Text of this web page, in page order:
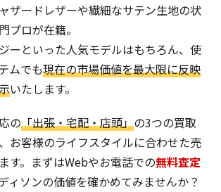
ザードレザーや繊細なサテン生地の状
プロが在籍。
ーといった人気モデルはもちろん、使
ムでも現在の市場価値を最大限に反映
いたします。
の「出張・宅配・店頭」の3つの買取
お客様のライフスタイルに合わせた売
す。まずはWebやお電話での無料査定
ィソンの価値を確かめてみませんか？